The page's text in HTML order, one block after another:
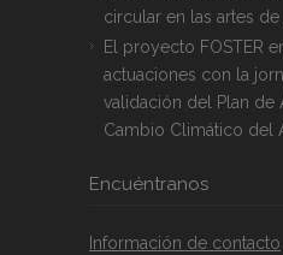
circular en las artes de
El proyecto FOSTER
actuaciones con la
validación del Plan de
Cambio Climático del
Encuéntranos
Información de contacto